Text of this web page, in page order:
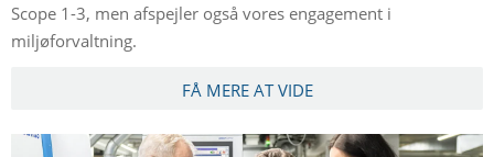
Scope 1-3, men afspejler også vores engagement i
miljøforvaltning.
FÅ MERE AT VIDE